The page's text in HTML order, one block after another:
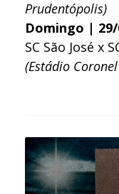
Prudentópolis)
Domingo |
SC São José x
(Estádio